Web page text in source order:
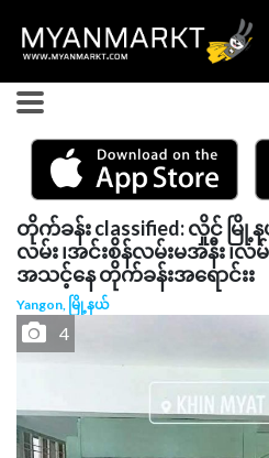
တိုက်ခန်း classified: လှိုင် မ
လမ်း ၊အင်းစိန်လမ်းမအနီး ၊
အသင့်နေ တိုက်ခန်းအရောင်းး
Yangon, မြို့နယ်
4